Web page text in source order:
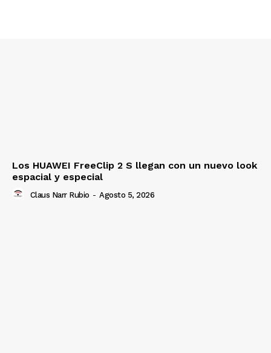
Los HUAWEI FreeClip 2 S llegan con un nuevo look
espacial y especial
Claus Narr Rubio - Agosto 5, 2026